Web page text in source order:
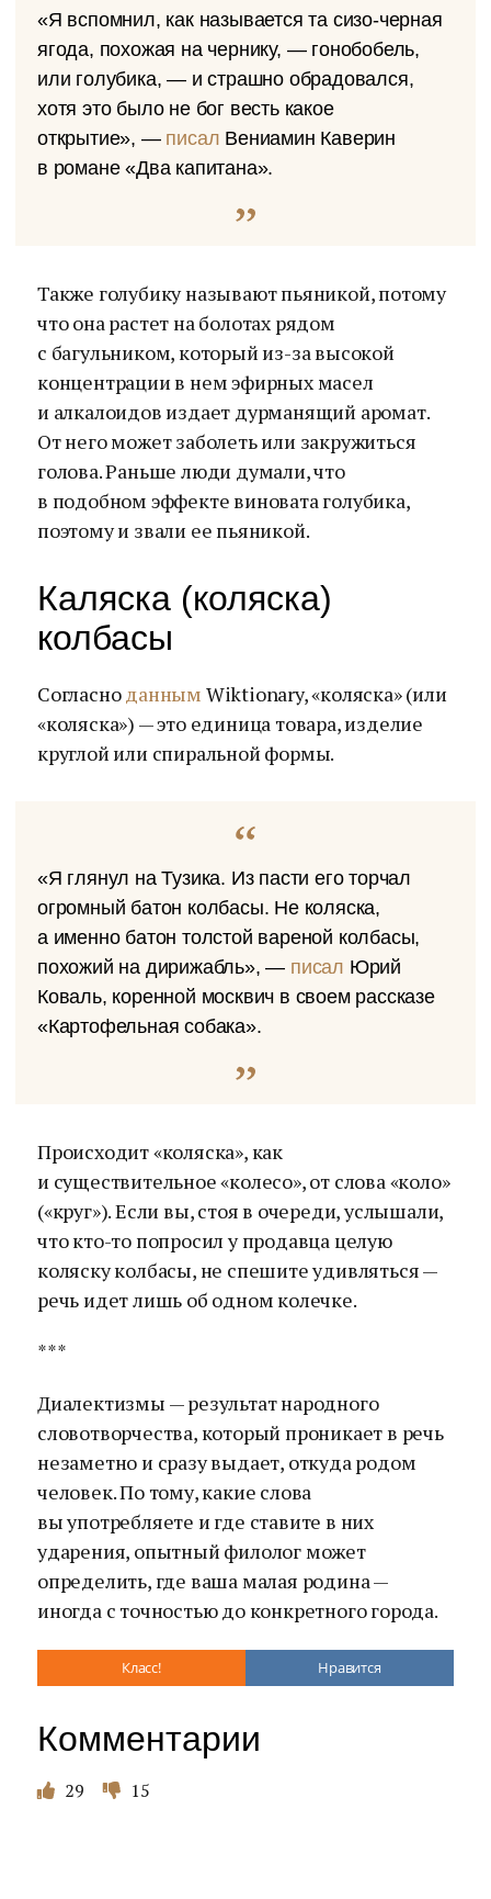
«Я вспомнил, как называется та сизо-черная
ягода, похожая на чернику, — гонобобель,
или голубика, — и страшно обрадовался,
хотя это было не бог весть какое
открытие», — писал Вениамин Каверин
в романе «Два капитана».
Также голубику называют пьяникой, потому
что она растет на болотах рядом
с багульником, который из-за высокой
концентрации в нем эфирных масел
и алкалоидов издает дурманящий аромат.
От него может заболеть или закружиться
голова. Раньше люди думали, что
в подобном эффекте виновата голубика,
поэтому и звали ее пьяникой.
Каляска (коляска)
колбасы
Согласноданным Wiktionary, «коляска» (или
«коляска») — это единица товара, изделие
круглой или спиральной формы.
«Я глянул на Тузика. Из пасти его торчал
огромный батон колбасы. Не коляска,
а именно батон толстой вареной колбасы,
похожий на дирижабль», — писал Юрий
Коваль, коренной москвич в своем рассказе
«Картофельная собака».
Происходит «коляска», как
и существительное «колесо», от слова «коло»
(«круг»). Если вы, стоя в очереди, услышали,
что кто-то попросил у продавца целую
коляску колбасы, не спешите удивляться —
речь идет лишь об одном колечке.
***
Диалектизмы — результат народного
словотворчества, который проникает в речь
незаметно и сразу выдает, откуда родом
человек. По тому, какие слова
вы употребляете и где ставите в них
ударения, опытный филолог может
определить, где ваша малая родина —
иногда с точностью до конкретного города.
Класс! Нравится
Комментарии
29 15